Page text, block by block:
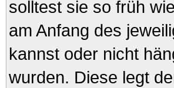
solltest sie so früh
am Anfang des
kannst oder nicht
wurden. Diese legt